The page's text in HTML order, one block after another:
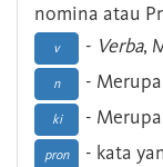
nomina atau
v - Verba,
n -
ki -
pron
- kata